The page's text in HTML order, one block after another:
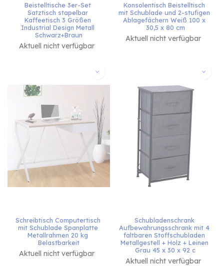
Beistelltische 3er-Set
Satztisch stapelbar
Kaffeetisch 3 Größen
Industrial Design Metall
Schwarz+Braun
Aktuell nicht verfügbar
Konsolentisch Beistelltisch
mit Schublade und 2-stufigen
Ablagefächern Weiß 100 x
30,5 x 80 cm
Aktuell nicht verfügbar
Schreibtisch Computertisch
mit Schublade Spanplatte
Metallrahmen 20 kg
Belastbarkeit
Aktuell nicht verfügbar
Schubladenschrank
Aufbewahrungsschrank mit 4
faltbaren Stoffschubladen
Metallgestell + Holz + Leinen
Grau 45 x 30 x 92 c
Aktuell nicht verfügbar